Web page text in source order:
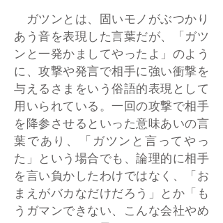
ガツンとは、固いモノがぶつかり
あう音を表現した言葉だが、「ガツ
ンと一発かましてやったよ」のよう
に、攻撃や発言で相手に強い衝撃を
与えるさまをいう俗語的表現として
用いられている。一回の攻撃で相手
を降参させるといった意味あいの言
葉であり、「ガツンと言ってやっ
た」という場合でも、論理的に相手
を言い負かしたわけではなく、「お
まえがバカなだけだろう」とか「も
うガマンできない、こんな会社やめ